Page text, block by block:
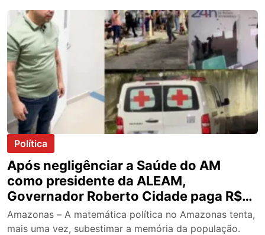
Política
Após negligênciar a Saúde do AM
como presidente da ALEAM,
Governador Roberto Cidade paga R$
100 milhões em salários atrasados aos
médicos
Amazonas – A matemática política no Amazonas tenta,
mais uma vez, subestimar a memória da população.